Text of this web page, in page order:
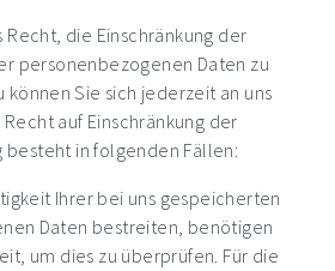
Recht, die Einschränkung der
personenbezogenen Daten zu
können Sie sich jederzeit an uns
auf Einschränkung der
besteht in folgenden Fällen:
Ihrer bei uns gespeicherten
Daten bestreiten, benötigen
um dies zu überprüfen. Für die